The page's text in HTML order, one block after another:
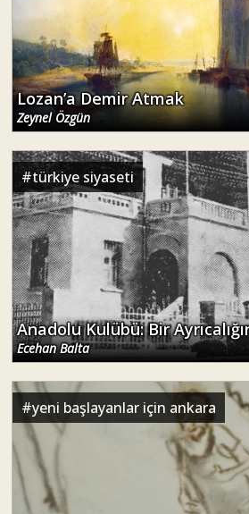
Lozan’a Demir Atmak
Zeynel Özgün
#türkiye siyaseti
Anadolu Kulübü: Bir
Ecehan Balta
#yeni başlayanlar için ankara